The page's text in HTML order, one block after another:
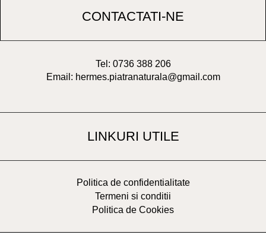
CONTACTATI-NE
Tel: 0736 388 206
Email: hermes.piatranaturala@gmail.com
LINKURI UTILE
Politica de confidentialitate
Termeni si conditii
Politica de Cookies